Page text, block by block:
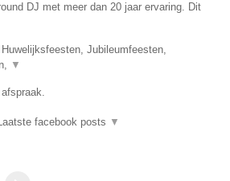
DJ met meer dan 20 jaar ervaring. Dit
Jubileumfeesten,
▼
facebook posts ▼